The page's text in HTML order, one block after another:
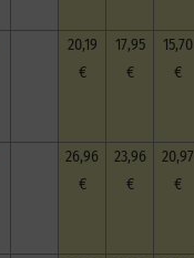
20,19
€
17,95
€
15,70
€
26,96
€
23,96
€
20,97
€